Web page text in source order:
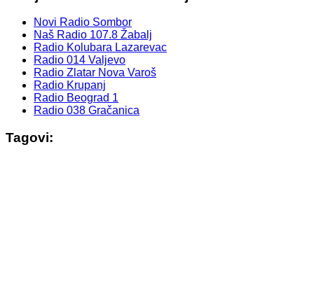
Novi Radio Sombor
Naš Radio 107.8 Žabalj
Radio Kolubara Lazarevac
Radio 014 Valjevo
Radio Zlatar Nova Varoš
Radio Krupanj
Radio Beograd 1
Radio 038 Gračanica
Tagovi: